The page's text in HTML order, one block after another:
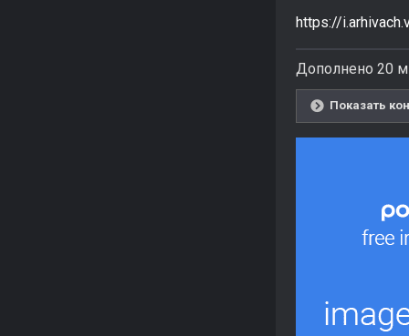
https://
Дополнено 20
Показать